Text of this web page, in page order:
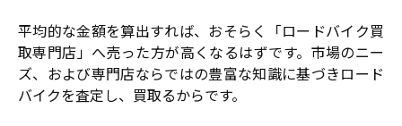
平均的な金額を算出すれば、おそらく「ロードバイク買
取専門店」へ売った方が高くなるはずです。市場のニー
ズ、および専門店ならではの豊富な知識に基づきロード
バイクを査定し、買取るからです。